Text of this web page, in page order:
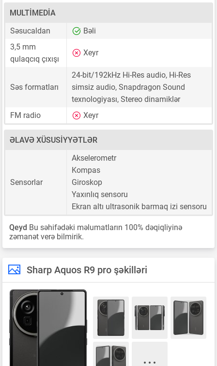
MULTIMEDIA
Səsucaldan
Bəli
3,5 mm
qulaqcıq çıxışı
Xeyr
Səs formatları
24-bit/192kHz Hi-Res audio, Hi-Res
simsiz audio, Snapdragon Sound
texnologiyası, Stereo dinamiklər
FM radio
Xeyr
ƏLAVƏ XÜSUSIYYƏTLƏR
Sensorlar
Akselerometr
Kompas
Giroskop
Yaxınlıq sensoru
Ekran altı ultrasonik barmaq izi sensoru
Qeyd Bu səhifədəki məlumatların 100% dəqiqliyinə
zəmanət verə bilmirik.
Sharp Aquos R9 pro şəkilləri